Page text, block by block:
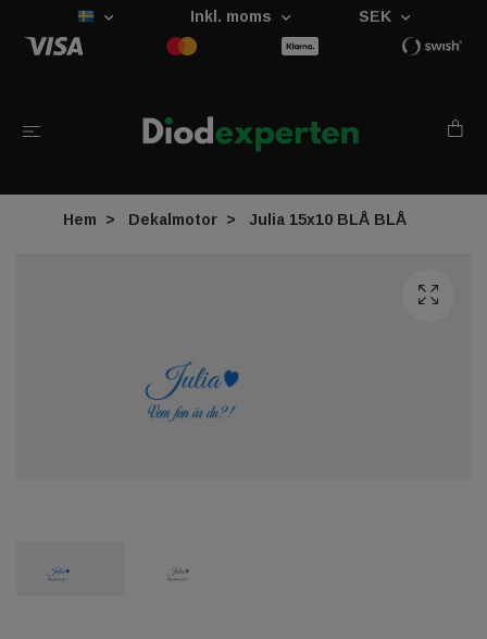
Inkl. moms SEK
Hem Dekalmotor Julia 15x10 BLÅ BLÅ